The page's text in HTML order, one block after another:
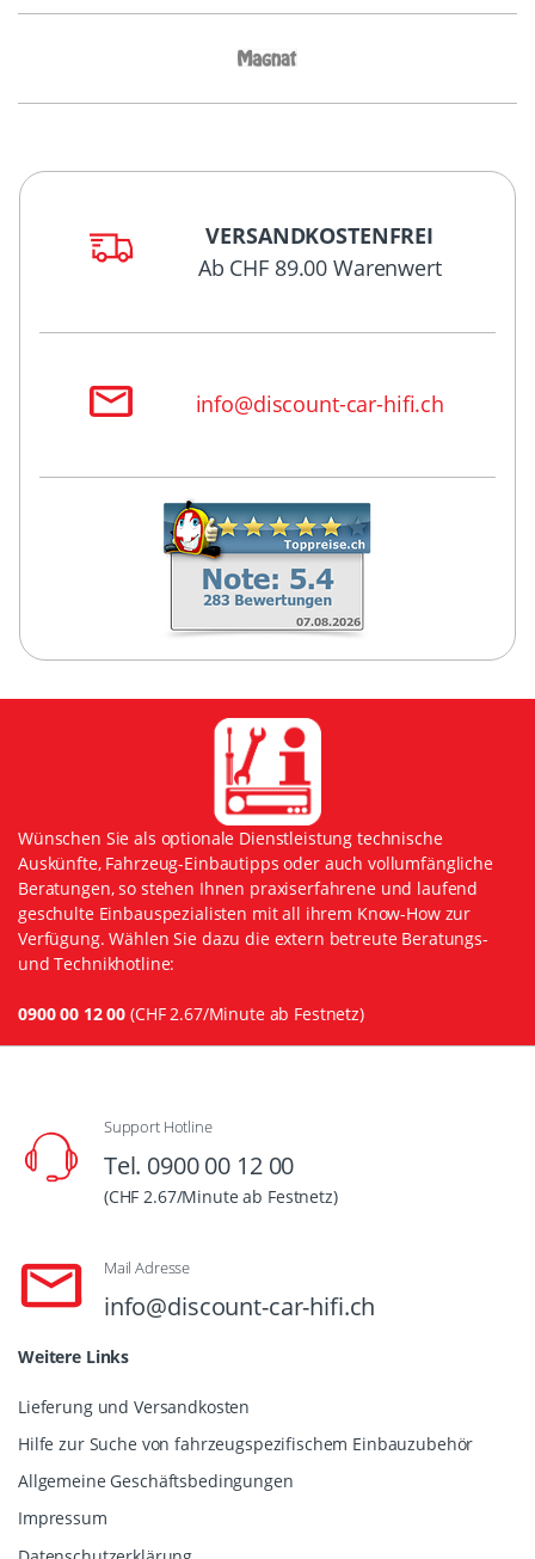
VERSANDKOSTENFREI
Ab CHF 89.00 Warenwert
info@discount-car-hifi.ch
Wünschen Sie als optionale Dienstleistung technische
Auskünfte, Fahrzeug-Einbautipps oder auch vollumfängliche
Beratungen, so stehen Ihnen praxiserfahrene und laufend
geschulte Einbauspezialisten mit all ihrem Know-How zur
Verfügung. Wählen Sie dazu die extern betreute Beratungs-
und Technikhotline:
0900 00 12 00 (CHF 2.67/Minute ab Festnetz)
Support Hotline
Tel. 0900 00 12 00
(CHF 2.67/Minute ab Festnetz)
Mail Adresse
info@discount-car-hifi.ch
Weitere Links
Lieferung und Versandkosten
Hilfe zur Suche von fahrzeugspezifischem Einbauzubehör
Allgemeine Geschäftsbedingungen
Impressum